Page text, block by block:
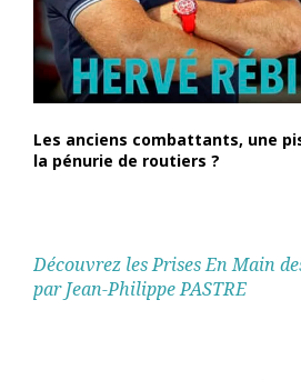
Les anciens combattants, une
la pénurie de routiers ?
Découvrez les Prises En Main
par Jean-Philippe PASTRE